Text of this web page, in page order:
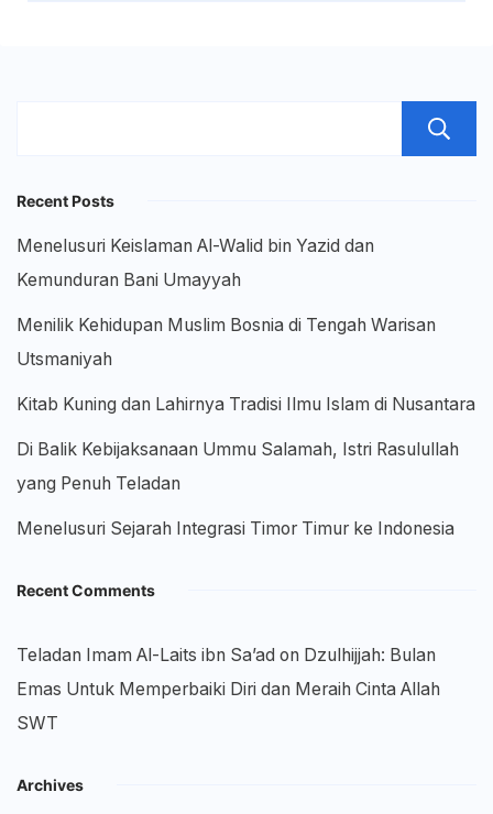
Recent Posts
Menelusuri Keislaman Al-Walid bin Yazid dan
Kemunduran Bani Umayyah
Menilik Kehidupan Muslim Bosnia di Tengah Warisan
Utsmaniyah
Kitab Kuning dan Lahirnya Tradisi Ilmu Islam di Nusantara
Di Balik Kebijaksanaan Ummu Salamah, Istri Rasulullah
yang Penuh Teladan
Menelusuri Sejarah Integrasi Timor Timur ke Indonesia
Recent Comments
Teladan Imam Al-Laits ibn Sa’ad on Dzulhijjah: Bulan
Emas Untuk Memperbaiki Diri dan Meraih Cinta Allah
SWT
Archives